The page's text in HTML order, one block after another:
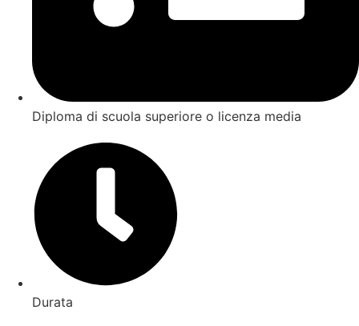
Diploma di scuola superiore o licenza media
Durata